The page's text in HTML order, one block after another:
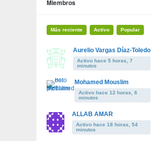
Miembros
Más reciente Activo Popular
Aurelio Vargas Díaz-Toledo
Activo hace 5 horas, 7
minutos
Mohamed Mouslim
Activo hace 12 horas, 6
minutos
ALLAB AMAR
Activo hace 18 horas, 54
minutos